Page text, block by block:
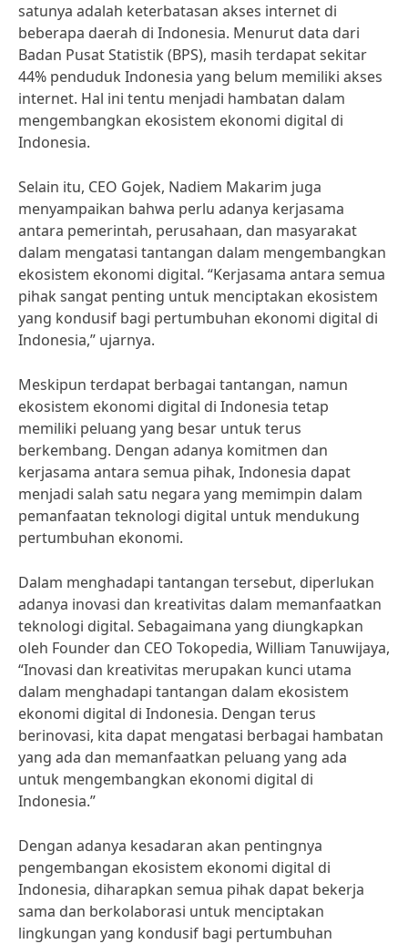
satunya adalah keterbatasan akses internet di
beberapa daerah di Indonesia. Menurut data dari
Badan Pusat Statistik (BPS), masih terdapat sekitar
44% penduduk Indonesia yang belum memiliki akses
internet. Hal ini tentu menjadi hambatan dalam
mengembangkan ekosistem ekonomi digital di
Indonesia.
Selain itu, CEO Gojek, Nadiem Makarim juga
menyampaikan bahwa perlu adanya kerjasama
antara pemerintah, perusahaan, dan masyarakat
dalam mengatasi tantangan dalam mengembangkan
ekosistem ekonomi digital. “Kerjasama antara semua
pihak sangat penting untuk menciptakan ekosistem
yang kondusif bagi pertumbuhan ekonomi digital di
Indonesia,” ujarnya.
Meskipun terdapat berbagai tantangan, namun
ekosistem ekonomi digital di Indonesia tetap
memiliki peluang yang besar untuk terus
berkembang. Dengan adanya komitmen dan
kerjasama antara semua pihak, Indonesia dapat
menjadi salah satu negara yang memimpin dalam
pemanfaatan teknologi digital untuk mendukung
pertumbuhan ekonomi.
Dalam menghadapi tantangan tersebut, diperlukan
adanya inovasi dan kreativitas dalam memanfaatkan
teknologi digital. Sebagaimana yang diungkapkan
oleh Founder dan CEO Tokopedia, William Tanuwijaya,
“Inovasi dan kreativitas merupakan kunci utama
dalam menghadapi tantangan dalam ekosistem
ekonomi digital di Indonesia. Dengan terus
berinovasi, kita dapat mengatasi berbagai hambatan
yang ada dan memanfaatkan peluang yang ada
untuk mengembangkan ekonomi digital di
Indonesia.”
Dengan adanya kesadaran akan pentingnya
pengembangan ekosistem ekonomi digital di
Indonesia, diharapkan semua pihak dapat bekerja
sama dan berkolaborasi untuk menciptakan
lingkungan yang kondusif bagi pertumbuhan